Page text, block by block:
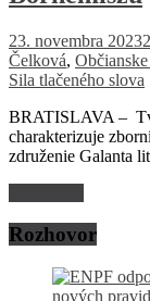
23. novembra 2023
Čelková,
Sila tlačeného slova
BRATISLAVA –
charakterizuje
združenie Galanta
Rozhovor